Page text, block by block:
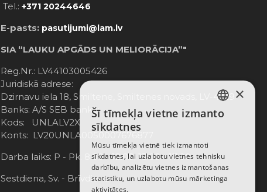
Tel.:+371 20244646
E-pasts: pasutijumi@lam.lv
SIA “LAUKU APGĀDS UN MELIORĀCIJA”"
Reg.Nr.: LV44103005426
Juridiskā adrese:
Dzirnavu iela 18, Smiltene, Smiltenes novads, LV-4729
Banks: A/S SEB banka;
Kods: UNLALV2X
Konts: LV20UNLA0050007676877
Darba laiks: P - Pk. 8:00 - 12:00; 13:00 - 17:00
Sestdiena, Sv. - Brīvdiena
LATVIAN
ENGLISH
×
Šī tīmekļa vietne izmanto
sīkdatnes
Mūsu tīmekļa vietnē tiek izmantoti
sīkdatnes, lai uzlabotu vietnes tehnisku
darbību, analizētu vietnes izmantošanas
statistiku, un uzlabotu mūsu mārketinga
aktivitātes.